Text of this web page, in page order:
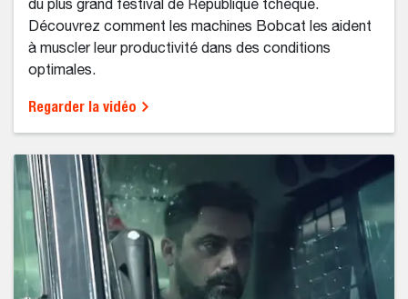
du plus grand festival de République tchèque.
Découvrez comment les machines Bobcat les aident
à muscler leur productivité dans des conditions
optimales.
Regarder la vidéo